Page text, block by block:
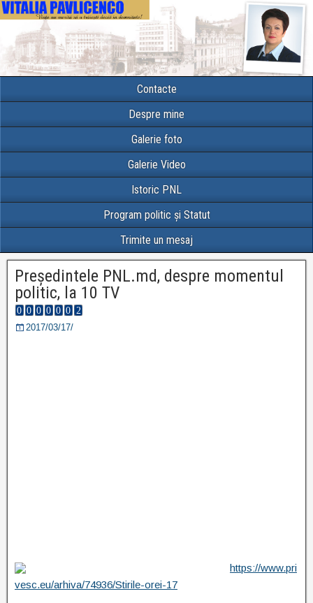
Contacte
Despre mine
Galerie foto
Galerie Video
Istoric PNL
Program politic și Statut
Trimite un mesaj
Președintele PNL.md, despre momentul
politic, la 10 TV
2017/03/17/
https://www.pri
vesc.eu/arhiva/74936/Stirile-orei-17